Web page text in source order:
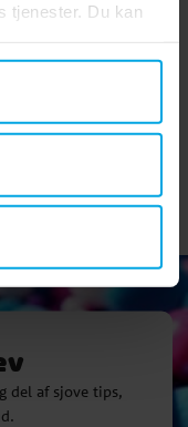
tjenester. Du kan
guld -
KØB
del af sjove tips,